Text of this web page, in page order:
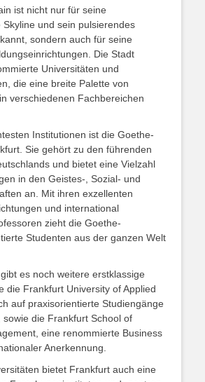
ist nicht nur für seine
Skyline und sein pulsierendes
sondern auch für seine
Die Stadt
Universitäten und
die eine breite Palette von
verschiedenen Fachbereichen
Institutionen ist die Goethe-
Sie gehört zu den führenden
und bietet eine Vielzahl
in den Geistes-, Sozial- und
an. Mit ihren exzellenten
und international
zieht die Goethe-
Studenten aus der ganzen Welt
es noch weitere erstklassige
die Frankfurt University of Applied
auf praxisorientierte Studiengänge
sowie die Frankfurt School of
eine renommierte Business
Anerkennung.
bietet Frankfurt auch eine